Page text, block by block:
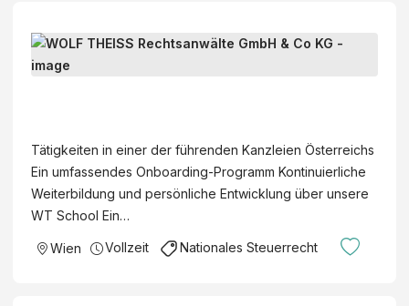
w
ä
r
P
r
o
c
c
h
n
w
ä
l
e
R
e
s
a
n
w
a
L
F
T
H
Tätigkeiten in einer der führenden Kanzleien Österreichs
Ein umfassendes Onboarding-Programm Kontinuierliche
Weiterbildung und persönliche Entwicklung über unsere
WT School Ein…
Wien Vollzeit Nationales Steuerrecht